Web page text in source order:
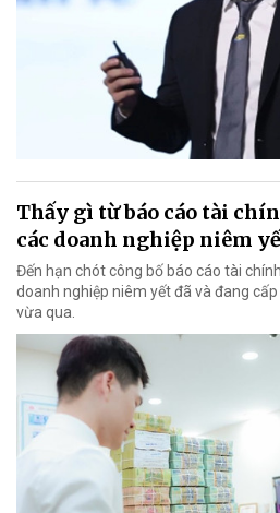
Thấy gì từ báo cáo tài
các doanh nghiệp niêm
Đến hạn chót công bố báo cáo tài
doanh nghiệp niêm yết đã và đang
vừa qua.